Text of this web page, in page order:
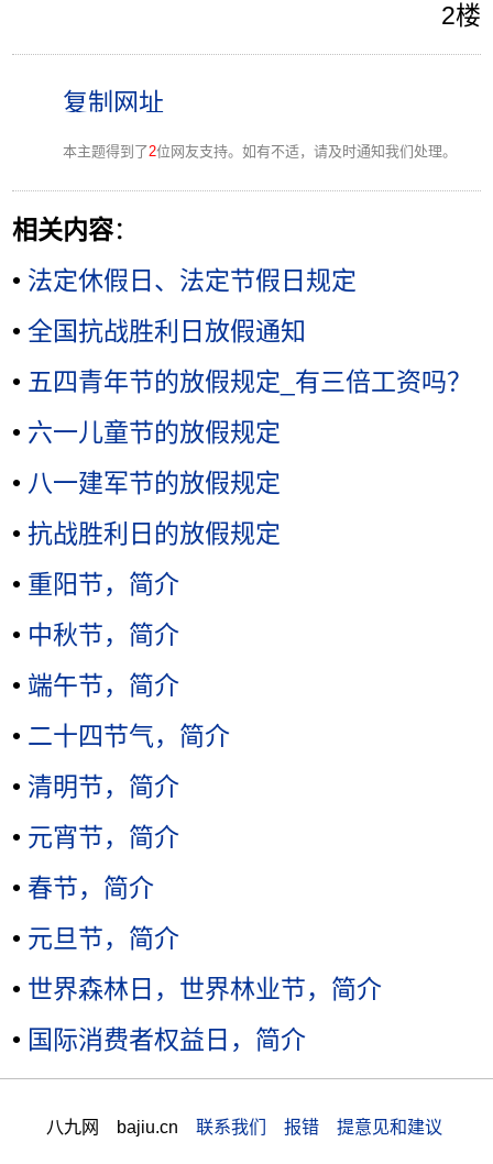
2楼
本主题得到了2位网友支持。如有不适，请及时通知我们处理。
相关内容：
• 法定休假日、法定节假日规定
•全国抗战胜利日放假通知
• 五四青年节的放假规定_有三倍工资吗？
• 六一儿童节的放假规定
• 八一建军节的放假规定
•抗战胜利日的放假规定
• 重阳节，简介
• 中秋节，简介
• 端午节，简介
• 二十四节气，简介
• 清明节，简介
• 元宵节，简介
• 春节，简介
• 元旦节，简介
• 世界森林日，世界林业节，简介
• 国际消费者权益日，简介
八九网 bajiu.cn 联系我们 报错 提意见和建议